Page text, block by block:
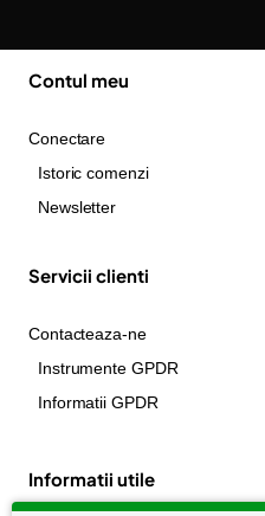
Contul meu
Conectare
Istoric comenzi
Newsletter
Servicii clienti
Contacteaza-ne
Instrumente GPDR
Informatii GPDR
Informatii utile